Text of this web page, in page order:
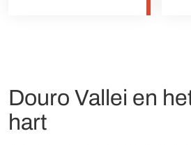
Douro Vallei en
hart